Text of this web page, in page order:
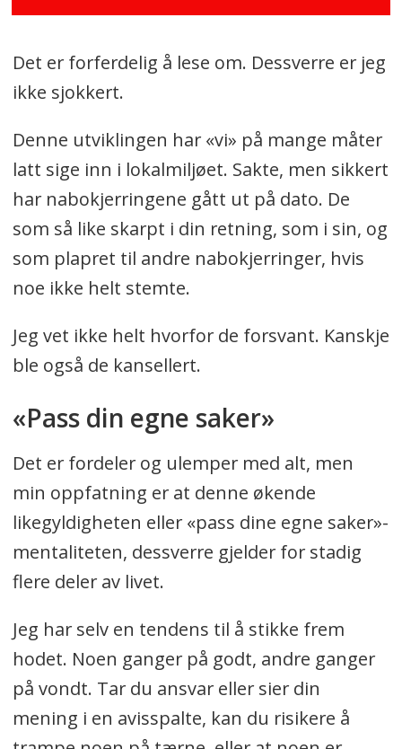
Det er forferdelig å lese om. Dessverre er jeg
ikke sjokkert.
Denne utviklingen har «vi» på mange måter
latt sige inn i lokalmiljøet. Sakte, men sikkert
har nabokjerringene gått ut på dato. De
som så like skarpt i din retning, som i sin, og
som plapret til andre nabokjerringer, hvis
noe ikke helt stemte.
Jeg vet ikke helt hvorfor de forsvant. Kanskje
ble også de kansellert.
«Pass din egne saker»
Det er fordeler og ulemper med alt, men
min oppfatning er at denne økende
likegyldigheten eller «pass dine egne saker»-
mentaliteten, dessverre gjelder for stadig
flere deler av livet.
Jeg har selv en tendens til å stikke frem
hodet. Noen ganger på godt, andre ganger
på vondt. Tar du ansvar eller sier din
mening i en avisspalte, kan du risikere å